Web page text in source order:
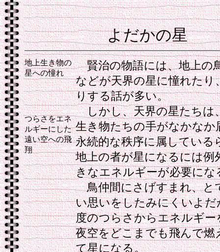
よだかの星
地上生き物の
星への憧れ
つらさをエネ
ルギーにした
遠い空への飛
翔
賢治の物語には、地上の
などが天界の星に憧れたり
りする話が多い。
しかし、天界の星たちは
生き物たちの手がなかなか
永続的な秩序に属している
地上の者が星になるには例
きなエネルギーが必要にな
鳥仲間にさげすまれ、と
い思いをしたみにくいよだ
度のつらさからエネルギー
夜空をどこまでも飛んで燃
て星になる。